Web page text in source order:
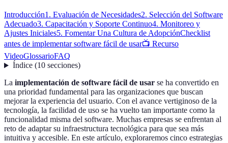
Introducción1. Evaluación de Necesidades2. Selección del Software
Adecuado3. Capacitación y Soporte Continuo4. Monitoreo y
Ajustes Iniciales5. Fomentar Una Cultura de AdopciónChecklist
antes de implementar software fácil de usar📺 Recurso
VideoGlossarioFAQ
Índice(10 secciones)
La implementación de software fácil de usar se ha convertido en
una prioridad fundamental para las organizaciones que buscan
mejorar la experiencia del usuario. Con el avance vertiginoso de la
tecnología, la facilidad de uso se ha vuelto tan importante como la
funcionalidad misma del software. Muchas empresas se enfrentan al
reto de adaptar su infraestructura tecnológica para que sea más
intuitiva y accesible. En este artículo, exploraremos cinco estrategias